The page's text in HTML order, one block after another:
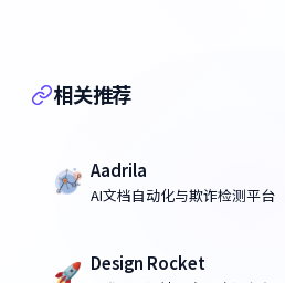
相关推荐
Aadrila
AI文档自动化与欺诈检测平台
Design Rocket